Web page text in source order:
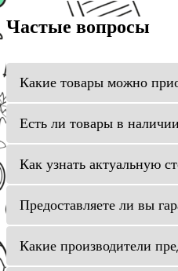
Частые вопросы
Какие товары можно
Есть ли товары в
Как узнать актуальную
Предоставляете ли вы
Какие производители